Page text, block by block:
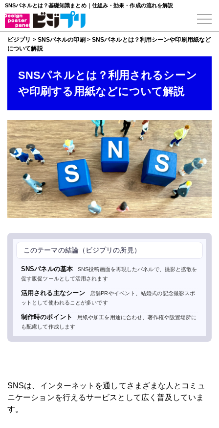
SNSパネルとは？基礎知識まとめ｜仕組み・効果・作成の流れを解説
ビジプリ > SNSパネルの印刷 > SNSパネルとは？利用シーンや印刷用紙など
について解説
SNSパネルとは？利用されるシーン
や印刷する用紙などについて解説
このテーマの結論（ビジプリの所見）
SNSパネルの基本
SNS投稿画面を再現したパネルで、撮影と拡散を
促す販促ツールとして活用されます
活用される主なシーン
店舗PRやイベント、結婚式の記念撮影スポ
ットとして使われることが多いです
制作時のポイント
用紙や加工を用途に合わせ、著作権や設置場所に
も配慮して作成します
SNSは、インターネットを通してさまざまな人とコミュ
ニケーションを行えるサービスとして広く普及していま
す。